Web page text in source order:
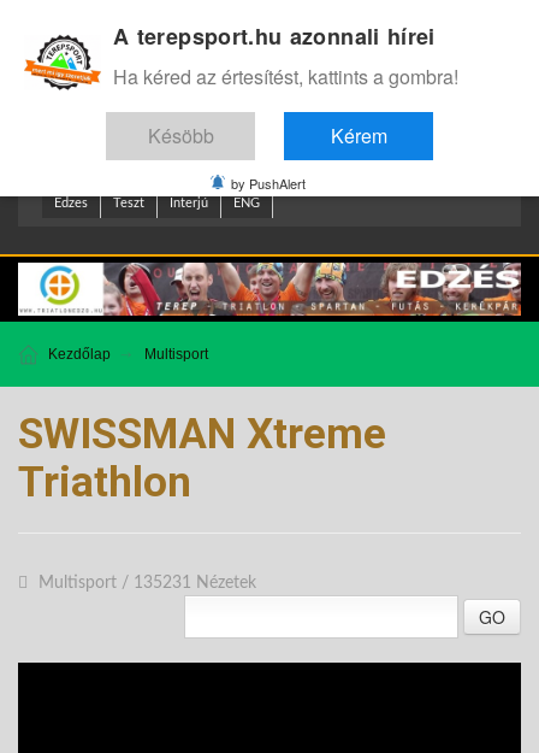
Edzes Teszt Interjú ENG
Kezdőlap Multisport
SWISSMAN Xtreme
Triathlon
Multisport / 135231 Nézetek
GO
A terepsport.hu azonnali hírei
Ha kéred az értesítést, kattints a gombra!
Késöbb Kérem
by PushAlert